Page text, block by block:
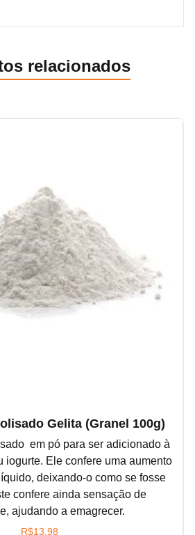
relacionados
Gelita (granel 100g)
em pó para ser adicionado à
iogurte. Ele confere uma aumento
deixando-o como se fosse
confere ainda sensação de
ajudando a emagrecer.
R$13,98